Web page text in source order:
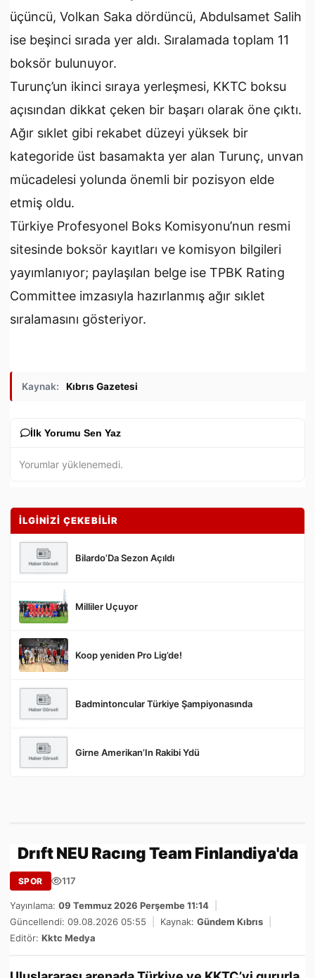
üçüncü, Volkan Saka dördüncü, Abdulsamet Salih
ise beşinci sırada yer aldı. Sıralamada toplam 11
boksör bulunuyor.
Turunç’un ikinci sıraya yerleşmesi, KKTC boksu
açısından dikkat çeken bir başarı olarak öne çıktı.
Ağır sıklet gibi rekabet düzeyi yüksek bir
kategoride üst basamakta yer alan Turunç, unvan
mücadelesi yolunda önemli bir pozisyon elde
etmiş oldu.
Türkiye Profesyonel Boks Komisyonu’nun resmi
sitesinde boksör kayıtları ve komisyon bilgileri
yayımlanıyor; paylaşılan belge ise TPBK Rating
Committee imzasıyla hazırlanmış ağır sıklet
sıralamasını gösteriyor.
Kaynak: Kıbrıs Gazetesi
İlk Yorumu Sen Yaz
Gönder
Yorumlar yüklenemedi.
İLGİNİZİ ÇEKEBİLİR
Bilardo’Da Sezon Açıldı
Milliler Uçuyor
Koop yeniden Pro Lig’de!
Badmintoncular Türkiye Şampiyonasında
Girne Amerikan’In Rakibi Ydü
Drıft NEU Racıng Team Finlandiya'da
SPOR 117
Yayınlama: 09 Temmuz 2026 Perşembe 11:14
Güncellendi: 09.08.2026 05:55
Kaynak: Gündem Kıbrıs
Editör: Kktc Medya